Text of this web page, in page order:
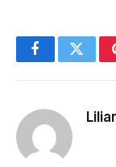
Facebook